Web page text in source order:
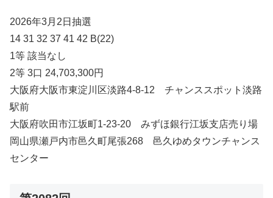
2026年3月2日抽選
14 31 32 37 41 42 B(22)
1等 該当なし
2等 3口 24,703,300円
大阪府大阪市東淀川区淡路4-8-12 チャンススポット淡路
駅前
大阪府吹田市江坂町1-23-20 みずほ銀行江坂支店売り場
岡山県瀬戸内市邑久町尾張268 邑久ゆめタウンチャンス
センター